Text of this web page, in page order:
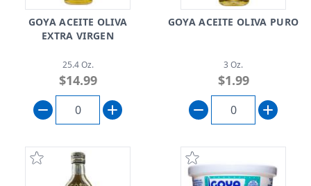
GOYA ACEITE OLIVA
EXTRA VIRGEN
25.4 Oz.
$14.99
GOYA ACEITE OLIVA PURO
3 Oz.
$1.99